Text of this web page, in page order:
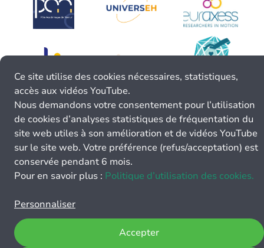
Ce site utilise des cookies nécessaires, statistiques,
accès aux vidéos YouTube.
Nous demandons votre consentement pour l’utilisation
de cookies d’analyses statistiques de fréquentation du
site web utiles à son amélioration et de vidéos YouTube
sur le site web. Votre préférence (refus/acceptation) est
conservée pendant 6 mois.
Pour en savoir plus : Politique d’utilisation des cookies.
Personnaliser
Accepter